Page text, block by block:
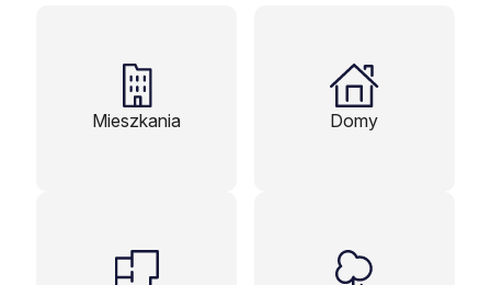
Mieszkania Domy